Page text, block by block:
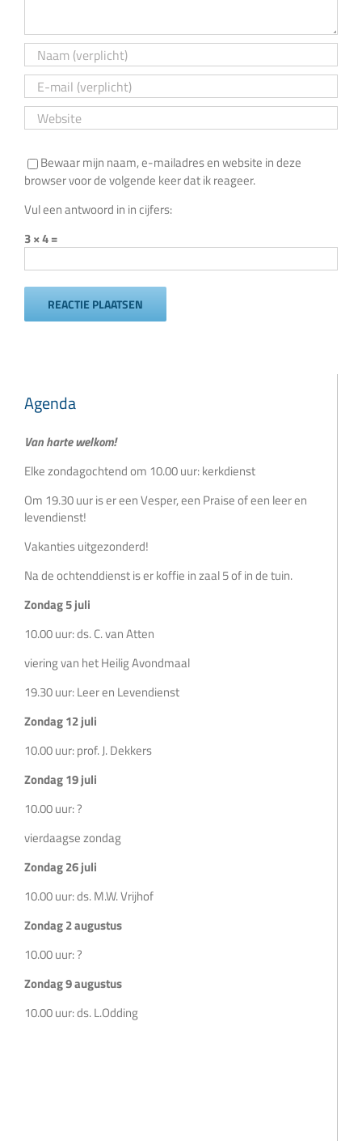
Bewaar mijn naam, e-mailadres en website in deze
browser voor de volgende keer dat ik reageer.
Vul een antwoord in in cijfers:
3 × 4 =
Agenda
Van harte welkom!
Elke zondagochtend om 10.00 uur: kerkdienst
Om 19.30 uur is er een Vesper, een Praise of een leer en
levendienst!
Vakanties uitgezonderd!
Na de ochtenddienst is er koffie in zaal 5 of in de tuin.
Zondag 5 juli
10.00 uur: ds. C. van Atten
viering van het Heilig Avondmaal
19.30 uur: Leer en Levendienst
Zondag 12 juli
10.00 uur: prof. J. Dekkers
Zondag 19 juli
10.00 uur: ?
vierdaagse zondag
Zondag 26 juli
10.00 uur: ds. M.W. Vrijhof
Zondag 2 augustus
10.00 uur: ?
Zondag 9 augustus
10.00 uur: ds. L.Odding